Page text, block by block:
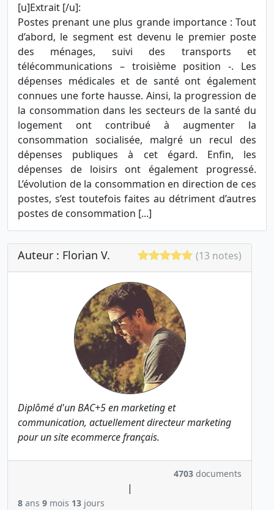
[u]Extrait [/u]:
Postes prenant une plus grande importance : Tout
d’abord, le segment est devenu le premier poste
des ménages, suivi des transports et
télécommunications – troisième position -. Les
dépenses médicales et de santé ont également
connues une forte hausse. Ainsi, la progression de
la consommation dans les secteurs de la santé du
logement ont contribué à augmenter la
consommation socialisée, malgré un recul des
dépenses publiques à cet égard. Enfin, les
dépenses de loisirs ont également progressé.
L’évolution de la consommation en direction de ces
postes, s’est toutefois faites au détriment d’autres
postes de consommation [...]
Auteur : Florian V. (13 notes)
Diplômé d'un BAC+5 en marketing et
communication, actuellement directeur marketing
pour un site ecommerce français.
4703 documents
|
8 ans 9 mois 13 jours